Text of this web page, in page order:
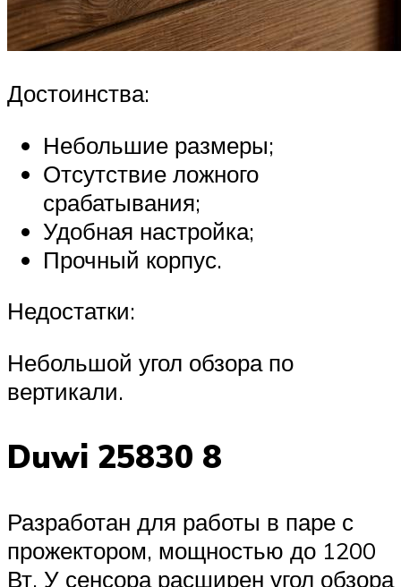
Достоинства:
Небольшие размеры;
Отсутствие ложного
срабатывания;
Удобная настройка;
Прочный корпус.
Недостатки:
Небольшой угол обзора по
вертикали.
Duwi 25830 8
Разработан для работы в паре с
прожектором, мощностью до 1200
Вт. У сенсора расширен угол обзора